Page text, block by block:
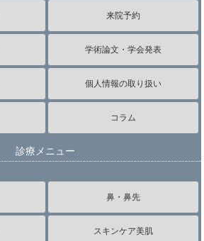
来院予約
学術論文・学会発表
個人情報の取り扱い
コラム
診療メニュー
鼻・鼻先
スキンケア美肌